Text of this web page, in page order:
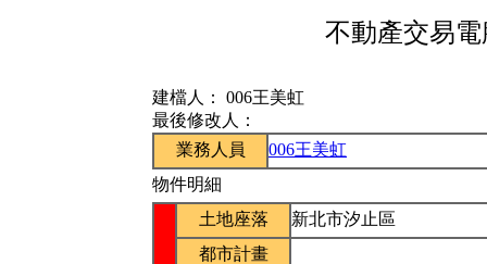
不動產交易
建檔人： 006王美虹
最後修改人：
業務人員
006王美虹
物件明細
土地座落
新北市汐止區
都市計畫